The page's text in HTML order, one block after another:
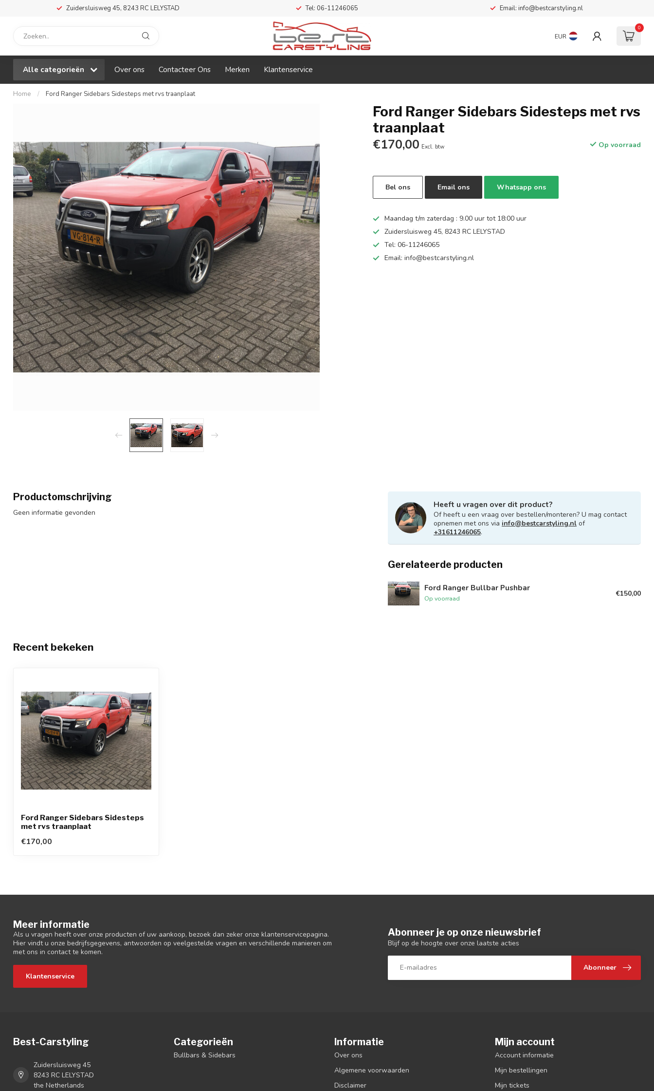
Zuidersluisweg 45, 8243 RC LELYSTAD Tel: 06-11246065 Email: info@bestcarstyling.nl
EUR
0
Alle categorieën Over ons Contacteer Ons Merken Klantenservice
Home / Ford Ranger Sidebars Sidesteps met rvs traanplaat
Ford Ranger Sidebars Sidesteps met rvs
traanplaat
€170,00 Excl. btw Op voorraad
Bel ons Email ons Whatsapp ons
Maandag t/m zaterdag : 9.00 uur tot 18:00 uur
Zuidersluisweg 45, 8243 RC LELYSTAD
Tel: 06-11246065
Email:info@bestcarstyling.nl
Productomschrijving
Geen informatie gevonden
Heeft u vragen over dit product?
Of heeft u een vraag over bestellen/monteren? U mag contact
opnemen met ons via info@bestcarstyling.nl of
+31611246065.
Gerelateerde producten
Ford Ranger Bullbar Pushbar
Op voorraad
€150,00
Recent bekeken
Ford Ranger Sidebars Sidesteps
met rvs traanplaat
€170,00
Meer informatie
Als u vragen heeft over onze producten of uw aankoop, bezoek dan zeker onze klantenservicepagina.
Hier vindt u onze bedrijfsgegevens, antwoorden op veelgestelde vragen en verschillende manieren om
met ons in contact te komen.
Klantenservice
Abonneer je op onze nieuwsbrief
Blijf op de hoogte over onze laatste acties
Abonneer
Best-Carstyling
Zuidersluisweg 45
8243 RC LELYSTAD
the Netherlands
Categorieën
Bullbars & Sidebars
Informatie
Over ons
Algemene voorwaarden
Disclaimer
Mijn account
Account informatie
Mijn bestellingen
Mijn tickets